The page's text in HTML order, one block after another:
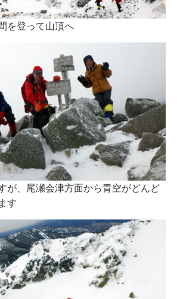
を登って山頂へ
が、尾瀬会津方面から青空がどんど
す